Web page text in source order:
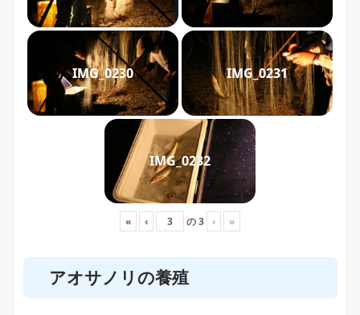
IMG_0230 IMG_0231
IMG_0232
« ‹ の3 › »
アオサノリの養殖